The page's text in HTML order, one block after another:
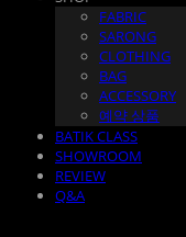
FABRIC
SARONG
CLOTHING
BAG
ACCESSORY
예약 상품
BATIK CLASS
SHOWROOM
REVIEW
Q&A